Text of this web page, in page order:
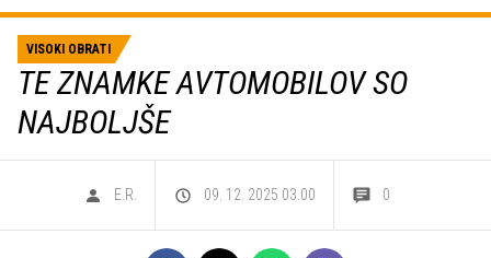
VISOKI OBRATI
TE ZNAMKE AVTOMOBILOV SO
NAJBOLJŠE
E.R. 09. 12. 2025 03.00 0